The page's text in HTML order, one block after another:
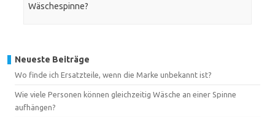
Wäschespinne?
Neueste Beiträge
Wo finde ich Ersatzteile, wenn die Marke unbekannt ist?
Wie viele Personen können gleichzeitig Wäsche an einer Spinne
aufhängen?